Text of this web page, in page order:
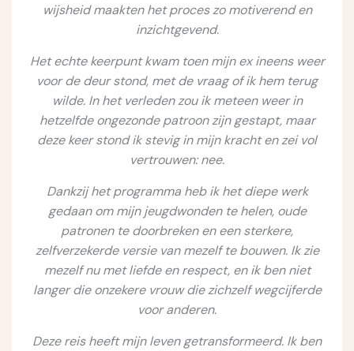
wijsheid maakten het proces zo motiverend en
inzichtgevend.
Het echte keerpunt kwam toen mijn ex ineens weer
voor de deur stond, met de vraag of ik hem terug
wilde. In het verleden zou ik meteen weer in
hetzelfde ongezonde patroon zijn gestapt, maar
deze keer stond ik stevig in mijn kracht en zei vol
vertrouwen: nee.
Dankzij het programma heb ik het diepe werk
gedaan om mijn jeugdwonden te helen, oude
patronen te doorbreken en een sterkere,
zelfverzekerde versie van mezelf te bouwen. Ik zie
mezelf nu met liefde en respect, en ik ben niet
langer die onzekere vrouw die zichzelf wegcijferde
voor anderen.
Deze reis heeft mijn leven getransformeerd. Ik ben